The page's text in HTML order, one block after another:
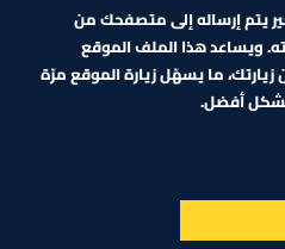
البث المباشر
يتم إرساله إلى متصفحك من
ويساعد هذا الملف الموقع
ما يسهّل زيارة الموقع مرّة
أفضل.